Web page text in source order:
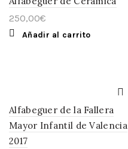
250,00€
Añadir al carrito
Alfabeguer de la Fallera
Mayor Infantil de Valencia
2017